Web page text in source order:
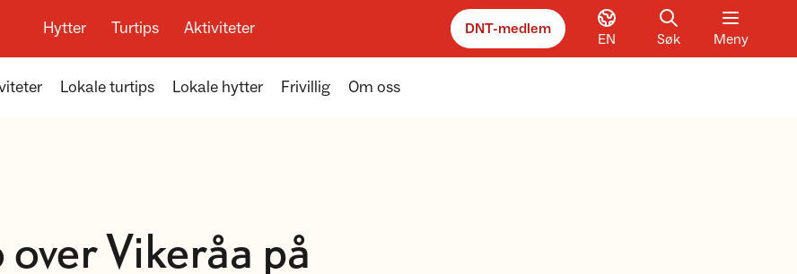
Hytter Turtips Aktiviteter DNT-medlem
EN Søk Meny
Lokale turtips Lokale hytter Frivillig Om oss
over Vikeråa på